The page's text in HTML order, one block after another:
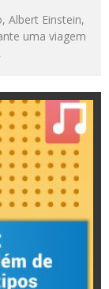
Albert Einstein,
uma viagem